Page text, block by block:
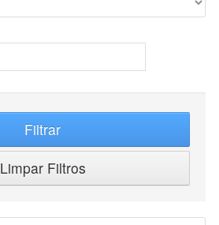
Filtrar
Limpar Filtros